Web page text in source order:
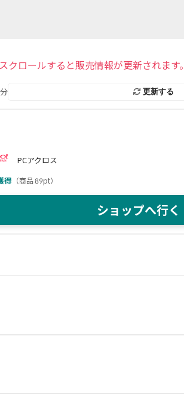
クロールすると販売情報が更新されます。
更新する
PCアクロス
得 （商品 89pt）
ショップへ行く